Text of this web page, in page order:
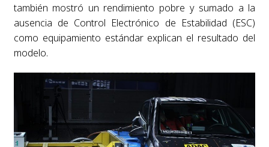
también mostró un rendimiento pobre y sumado a la
ausencia de Control Electrónico de Estabilidad (ESC)
como equipamiento estándar explican el resultado del
modelo.